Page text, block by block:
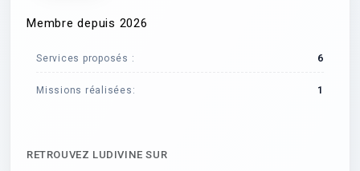
Membre depuis 2026
Services proposés : 6
Missions réalisées: 1
RETROUVEZ LUDIVINE SUR